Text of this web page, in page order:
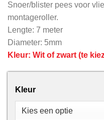
Snoer/blister pees voor
montageroller.
Lengte: 7 meter
Diameter: 5mm
Kleur: Wit of zwart (te
Kleur